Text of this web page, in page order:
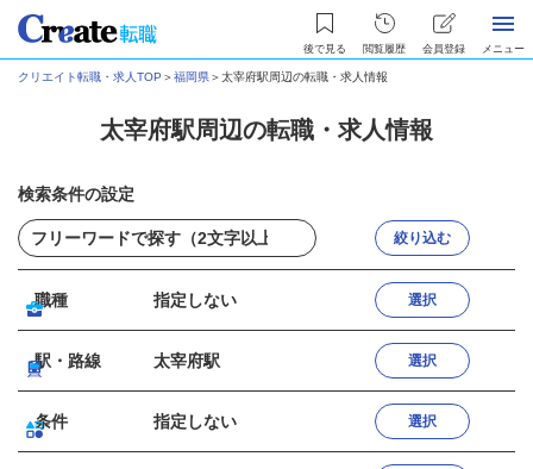
後で見る 閲覧履歴 会員登録 メニュー
クリエイト転職・求人TOP ＞福岡県＞太宰府駅周辺の転職・求人情報
太宰府駅周辺の転職・求人情報
検索条件の設定
絞り込む
職種 指定しない 選択
駅・路線 太宰府駅 選択
条件 指定しない 選択